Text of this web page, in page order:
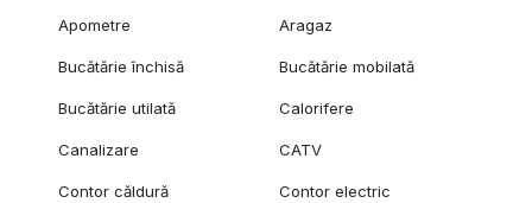
Apometre Aragaz
Bucătărie închisă Bucătărie mobilată
Bucătărie utilată Calorifere
Canalizare CATV
Contor căldură Contor electric